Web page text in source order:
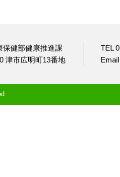
保健部健康推進課
津市広明町13番地
TEL